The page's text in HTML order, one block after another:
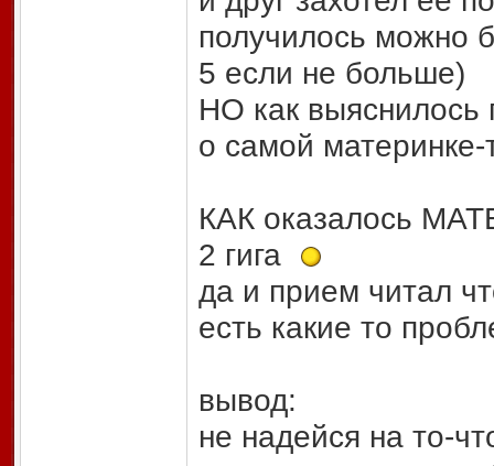
получилось можно
5 если не больше)
НО как выяснилось
о самой
КАК оказалось
2 гига
да и прием читал
есть какие то
вывод:
не надейся на то-